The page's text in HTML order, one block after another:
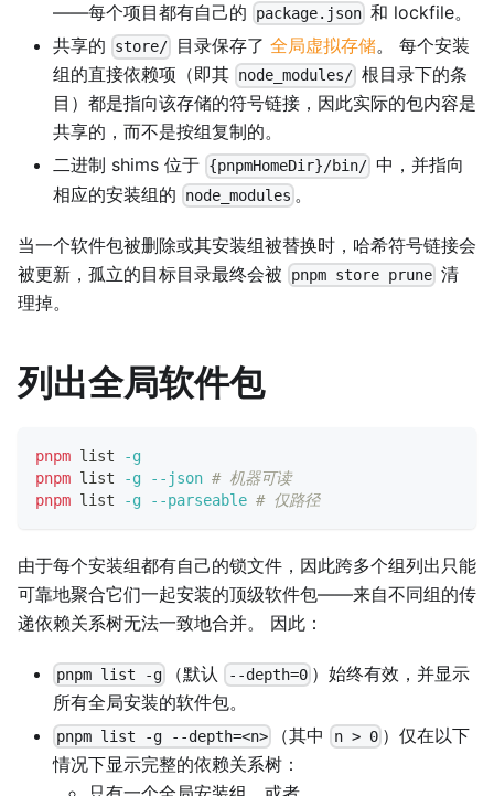
——每个项目都有自己的
package.json 和 lockfile。
共享的
store/ 目录保存了全局虚拟存储。 每个安装
组的直接依赖项（即其 node_modules/ 根目录下的条
目）都是指向该存储的符号链接，因此实际的包内容是
共享的，而不是按组复制的。
二进制 shims 位于 {pnpmHomeDir}/bin/ 中，并指向
相应的安装组的
node_modules 。
当一个软件包被删除或其安装组被替换时，哈希符号链接会
被更新，孤立的目标目录最终会被
pnpm store prune 清
理掉。
列出全局软件包
pnpm list
-g
pnpm list -g --json # 机器可读
pnpm list -g --parseable # 仅路径
由于每个安装组都有自己的锁文件，因此跨多个组列出只能
可靠地聚合它们一起安装的顶级软件包——来自不同组的传
递依赖关系树无法一致地合并。 因此：
pnpm list -g （默认 --depth=0）始终有效，并显示
所有全局安装的软件包。
pnpm list -g --depth=<n> （其中 n > 0）仅在以下
情况下显示完整的依赖关系树：